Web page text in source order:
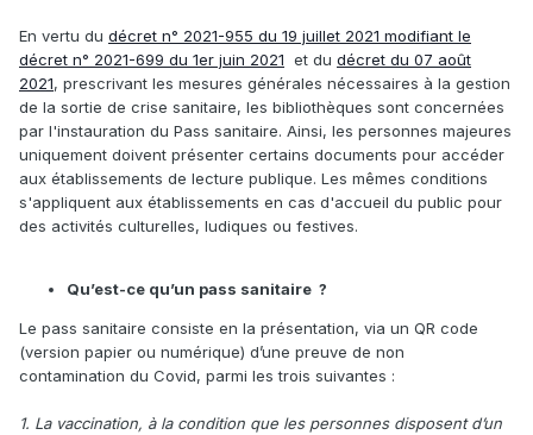
En vertu du décret n° 2021-955 du 19 juillet 2021 modifiant le
décret n° 2021-699 du 1er juin 2021 et du décret du 07 août
2021, prescrivant les mesures générales nécessaires à la gestion
de la sortie de crise sanitaire, les bibliothèques sont concernées
par l'instauration du Pass sanitaire. Ainsi, les personnes majeures
uniquement doivent présenter certains documents pour accéder
aux établissements de lecture publique. Les mêmes conditions
s'appliquent aux établissements en cas d'accueil du public pour
des activités culturelles, ludiques ou festives.
Qu’est-ce qu’un pass sanitaire ?
Le pass sanitaire consiste en la présentation, via un QR code
(version papier ou numérique) d’une preuve de non
contamination du Covid, parmi les trois suivantes :
1. La vaccination, à la condition que les personnes disposent d’un